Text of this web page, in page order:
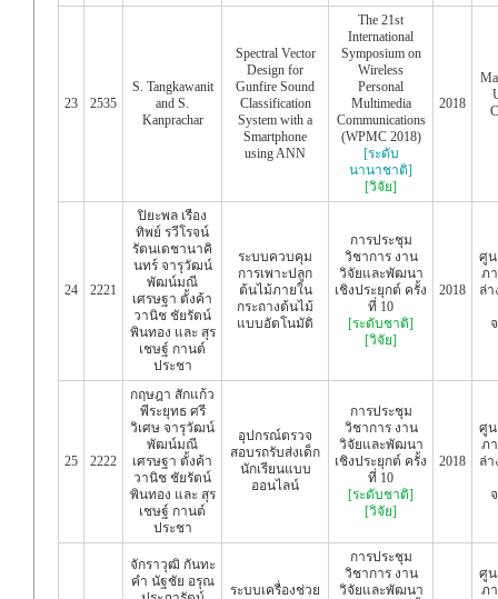
23 2535
S. Tangkawanit
and S.
Kanprachar
Spectral Vector
Design for
Gunfire Sound
Classification
System with a
Smartphone
using ANN
The 21st
International
Symposium on
Wireless
Personal
Multimedia
Communications
(WPMC 2018)
[ระดับ
นานาชาติ]
[วิจัย]
2018
24 2221
ปิยะพล เรือง
ทิพย์ รวีโรจน์
รัตนเดชานาคิ
นทร์ จารุวัฒน์
พัฒน์มณี
เศรษฐา ตั้งค้า
วานิช ชัยรัตน์
พินทอง และ สุร
เชษฐ์ กานต์
ประชา
ระบบควบคุม
การเพาะปลูก
ต้นไม้ภายใน
กระถางต้นไม้
แบบอัตโนมัติ
การประชุม
วิชาการ งาน
วิจัยและพัฒนา
เชิงประยุกต์ ครั้ง
ที่ 10
[ระดับชาติ]
[วิจัย]
2018
ศู
ภ
ล่า
25 2222
กฤษฎา สักแก้ว
พีระยุทธ ศรี
วิเศษ จารุวัฒน์
พัฒน์มณี
เศรษฐา ตั้งค้า
วานิช ชัยรัตน์
พินทอง และ สุร
เชษฐ์ กานต์
ประชา
อุปกรณ์ตรวจ
สอบรถรับส่งเด็ก
นักเรียนแบบ
ออนไลน์
การประชุม
วิชาการ งาน
วิจัยและพัฒนา
เชิงประยุกต์ ครั้ง
ที่ 10
[ระดับชาติ]
[วิจัย]
2018
ศู
ภ
ล่า
จักราวุฒิ กันทะ
คำ นัฐชัย อรุณ
ระบบเครื่องช่วย
การประชุม
วิชาการ งาน
วิจัยและพัฒนา
ศู
ภ